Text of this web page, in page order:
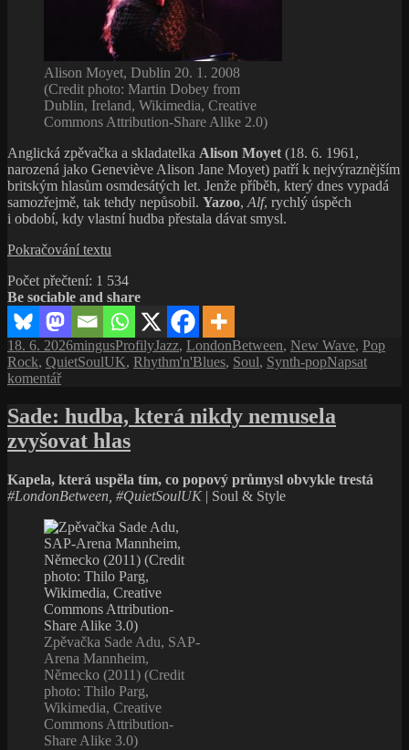
Alison Moyet, Dublin 20. 1. 2008
(Credit photo: Martin Dobey from
Dublin, Ireland, Wikimedia, Creative
Commons Attribution-Share Alike 2.0)
Anglická zpěvačka a skladatelka Alison Moyet (18. 6. 1961,
narozená jako Geneviève Alison Jane Moyet) patří k nejvýraznějším
britským hlasům osmdesátých let. Jenže příběh, který dnes vypadá
samozřejmě, tak tehdy nepůsobil. Yazoo, Alf, rychlý úspěch
i období, kdy vlastní hudba přestala dávat smysl.
Pokračování textu
všechno
fungovalo
–
jen
ne
tak,
Počet přečtení: 1 534
Be sociable and share
Publikováno:
18. 6. 2026Autor:
mingusRubriky:
ProfilyŠtítky:
Jazz, LondonBetween, New Wave, Pop
Rock, QuietSoulUK, Rhythm'n'Blues, Soul, Synth-popNapsat
komentářpro
s
názvem
Alison
všechno
fungovalo
jen
ne
tak,
jak
mělo
Sade: hudba, která nikdy nemusela
zvyšovat hlas
Kapela, která uspěla tím, co popový průmysl obvykle trestá
#LondonBetween, #QuietSoulUK | Soul & Style
Zpěvačka Sade Adu, SAP-
Arena Mannheim,
Německo (2011) (Credit
photo: Thilo Parg,
Wikimedia, Creative
Commons Attribution-
Share Alike 3.0)